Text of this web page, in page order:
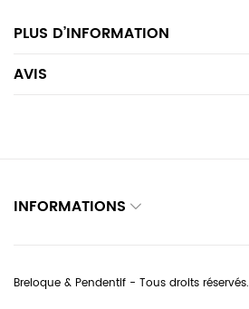
PLUS D’INFORMATION
AVIS
INFORMATIONS
Breloque & Pendentif - Tous droits réservés.